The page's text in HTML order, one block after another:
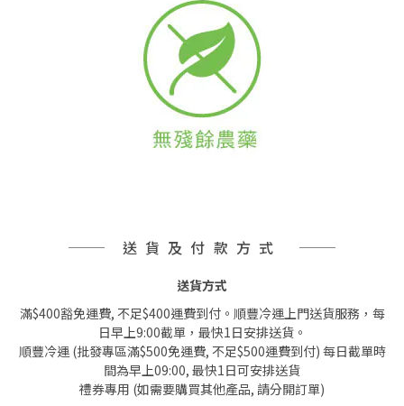
送貨及付款方式
送貨方式
滿$400豁免運費, 不足$400運費到付。順豐冷運上門送貨服務，每
日早上9:00截單，最快1日安排送貨。
順豐冷運 (批發專區滿$500免運費, 不足$500運費到付) 每日截單時
間為早上09:00, 最快1日可安排送貨
禮券專用 (如需要購買其他產品, 請分開訂單)